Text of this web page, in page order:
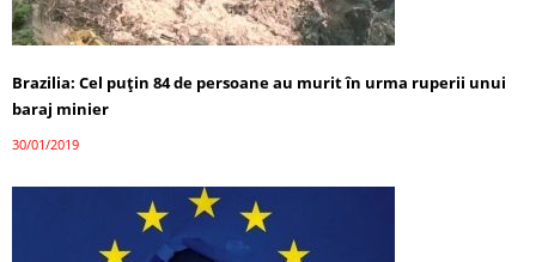
Brazilia: Cel puţin 84 de persoane au murit în urma ruperii unui
baraj minier
30/01/2019